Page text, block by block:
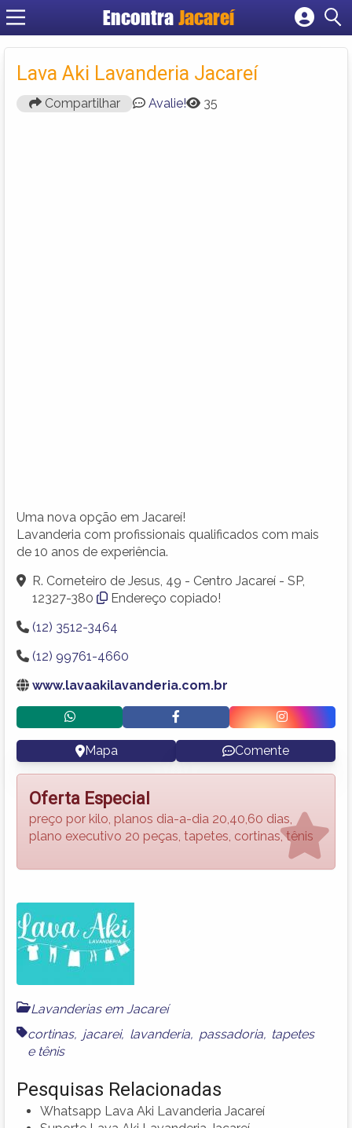
Encontra Jacareí
Cadastrar empresa
Criar conta
Lava Aki Lavanderia Jacareí
Compartilhar Avalie! 35
Uma nova opção em Jacareí!
Lavanderia com profissionais qualificados com mais
de 10 anos de experiência.
R. Corneteiro de Jesus, 49 - Centro Jacareí - SP,
12327-380
Endereço copiado!
(12) 3512-3464
(12) 99761-4660
www.lavaakilavanderia.com.br
Mapa Comente
Oferta Especial
preço por kilo, planos dia-a-dia 20,40,60 dias,
plano executivo 20 peças, tapetes, cortinas, tênis
Lavanderias em Jacareí
cortinas, jacarei, lavanderia, passadoria, tapetes
e tênis
Pesquisas Relacionadas
Whatsapp Lava Aki Lavanderia Jacareí